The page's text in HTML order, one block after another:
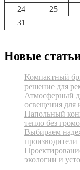
24
25
31
Новые
Компактный
решение для
Атмосферный
освещения для
Напольный
тепло без
Выбираем
производители
экологии и